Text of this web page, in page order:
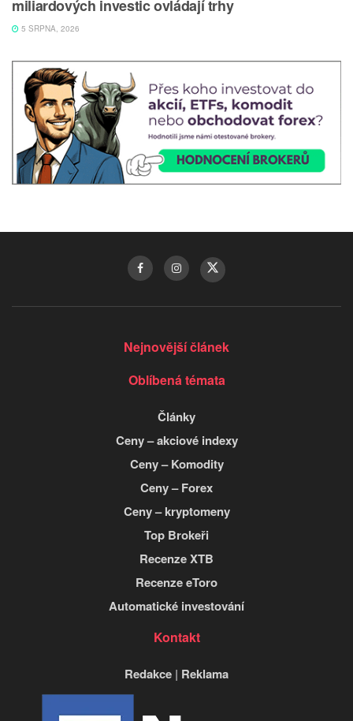
miliardových investic ovládají trhy
5 SRPNA, 2026
Nejnovější článek
Oblíbená témata
Články
Ceny – akciové indexy
Ceny – Komodity
Ceny – Forex
Ceny – kryptomeny
Top Brokeři
Recenze XTB
Recenze eToro
Automatické investování
Kontakt
Redakce | Reklama